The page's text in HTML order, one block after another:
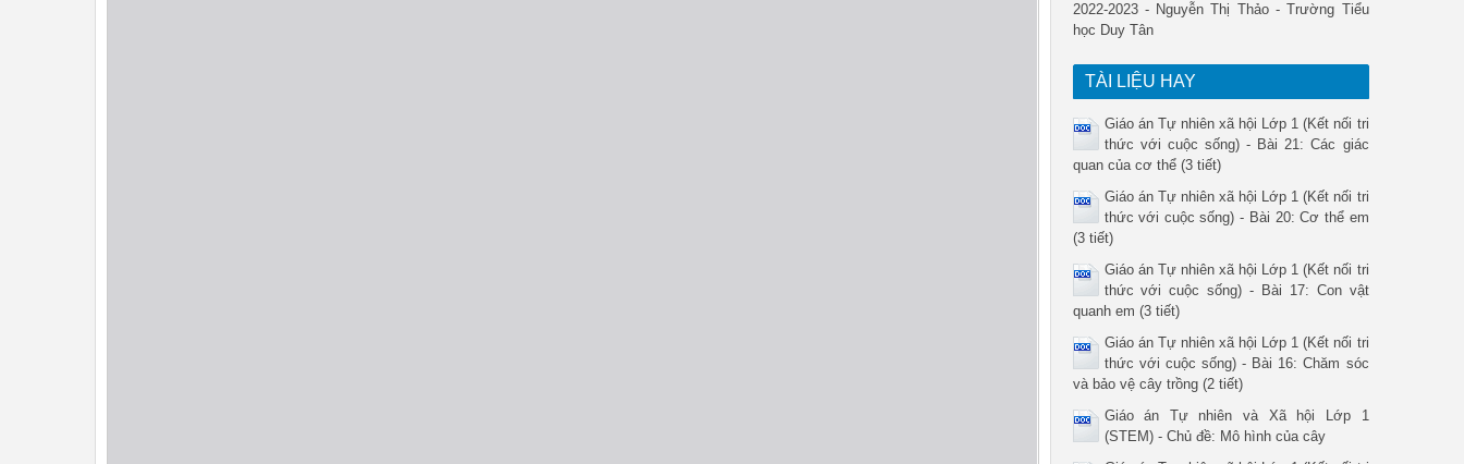
2022-2023 - Nguyễn Thị Thảo - Trường Tiểu
học Duy Tân
TÀI LIỆU HAY
Giáo án Tự nhiên xã hội Lớp 1 (Kết nối tri
thức với cuộc sống) - Bài 21: Các giác
quan của cơ thể (3 tiết)
Giáo án Tự nhiên xã hội Lớp 1 (Kết nối tri
thức với cuộc sống) - Bài 20: Cơ thể em
(3 tiết)
Giáo án Tự nhiên xã hội Lớp 1 (Kết nối tri
thức với cuộc sống) - Bài 17: Con vật
quanh em (3 tiết)
Giáo án Tự nhiên xã hội Lớp 1 (Kết nối tri
thức với cuộc sống) - Bài 16: Chăm sóc
và bảo vệ cây trồng (2 tiết)
Giáo án Tự nhiên và Xã hội Lớp 1
(STEM) - Chủ đề: Mô hình của cây